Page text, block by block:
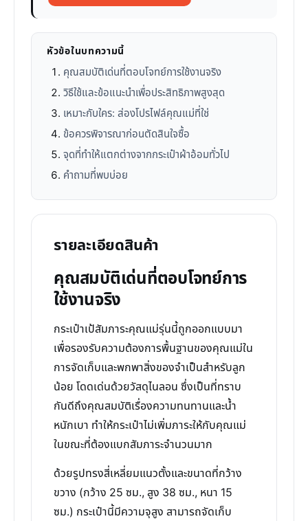
หัวข้อในบทความนี้
คุณสมบัติเด่นที่ตอบโจทย์การใช้งานจริง
วิธีใช้และข้อแนะนำเพื่อประสิทธิภาพสูงสุด
เหมาะกับใคร: ส่องโปรไฟล์คุณแม่ที่ใช่
ข้อควรพิจารณาก่อนตัดสินใจซื้อ
จุดที่ทำให้แตกต่างจากกระเป๋าผ้าอ้อมทั่วไป
คำถามที่พบบ่อย
รายละเอียดสินค้า
คุณสมบัติเด่นที่ตอบโจทย์การ
ใช้งานจริง
กระเป๋าเป้สัมภาระคุณแม่รุ่นนี้ถูกออกแบบมา
เพื่อรองรับความต้องการพื้นฐานของคุณแม่ใน
การจัดเก็บและพกพาสิ่งของจำเป็นสำหรับลูก
น้อย โดดเด่นด้วยวัสดุไนลอน ซึ่งเป็นที่ทราบ
กันดีถึงคุณสมบัติเรื่องความทนทานและน้ำ
หนักเบา ทำให้กระเป๋าไม่เพิ่มภาระให้กับคุณแม่
ในขณะที่ต้องแบกสัมภาระจำนวนมาก
ด้วยรูปทรงสี่เหลี่ยมแนวตั้งและขนาดที่กว้าง
ขวาง (กว้าง 25 ซม., สูง 38 ซม., หนา 15
ซม.) กระเป๋านี้มีความจุสูง สามารถจัดเก็บ